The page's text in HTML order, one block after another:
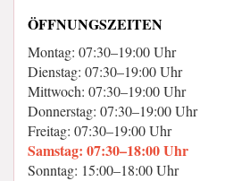
ÖFFNUNGSZEITEN
Montag: 07:30–19:00 Uhr
Dienstag: 07:30–19:00 Uhr
Mittwoch: 07:30–19:00 Uhr
Donnerstag: 07:30–19:00 Uhr
Freitag: 07:30–19:00 Uhr
Samstag: 07:30–18:00 Uhr
Sonntag: 15:00–18:00 Uhr